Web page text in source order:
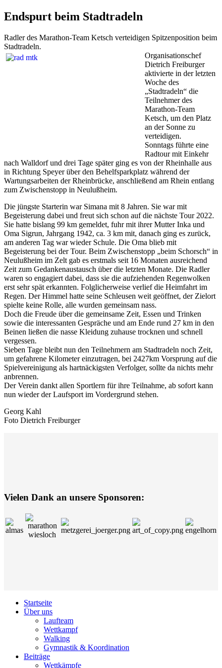
Endspurt beim Stadtradeln
Radler des Marathon-Team Ketsch verteidigen Spitzenposition beim
Stadtradeln.
Organisationschef
Dietrich Freiburger
aktivierte in der letzten
Woche des
„Stadtradeln“ die
Teilnehmer des
Marathon-Team
Ketsch, um den Platz
an der Sonne zu
verteidigen.
Sonntags führte eine
Radtour mit Einkehr
nach Walldorf und drei Tage später ging es von der Rheinhalle aus
in Richtung Speyer über den Behelfsparkplatz während der
Wartungsarbeiten der Rheinbrücke, anschließend am Rhein entlang
zum Zwischenstopp in Neulußheim.
Die jüngste Starterin war Simana mit 8 Jahren. Sie war mit
Begeisterung dabei und freut sich schon auf die nächste Tour 2022.
Sie hatte bislang 99 km gemeldet, fuhr mit ihrer Mutter Inka und
Oma Sigrun, Jahrgang 1942, ca. 3 km mit, danach ging es zurück,
am anderen Tag war wieder Schule. Die Oma blieb mit
Begeisterung bei der Tour. Beim Zwischenstopp „beim Schorsch“ in
Neulußheim im Zelt gab es erstmals seit 16 Monaten ausreichend
Zeit zum Gedankenaustausch über die letzten Monate. Die Radler
waren so engagiert dabei, dass sie die aufziehenden Regenwolken
erst sehr spät erkannten. Folglicherweise verlief die Heimfahrt im
Regen. Der Himmel hatte seine Schleusen weit geöffnet, der Zielort
spielte keine Rolle, alle wurden gemeinsam nass.
Doch die Freude über die gemeinsame Zeit, Essen und Trinken
sowie die interessanten Gespräche und am Ende rund 27 km in den
Beinen ließen die nasse Kleidung zuhause trocknen und schnell
vergessen.
Sieben Tage bleibt nun den Teilnehmern am Stadtradeln noch Zeit,
um gefahrene Kilometer einzutragen, bei 2427km Vorsprung auf die
Spielvereinigung als hartnäckigsten Verfolger, sollte da nichts mehr
anbrennen.
Der Verein dankt allen Sportlern für ihre Teilnahme, ab sofort kann
nun wieder der Laufsport im Vordergrund stehen.
Georg Kahl
Foto Dietrich Freiburger
Vielen Dank an unsere Sponsoren:
Startseite
Über uns
Laufteam
Wettkampf
Walking
Gymnastik & Koordination
Beiträge
Wettkämpfe